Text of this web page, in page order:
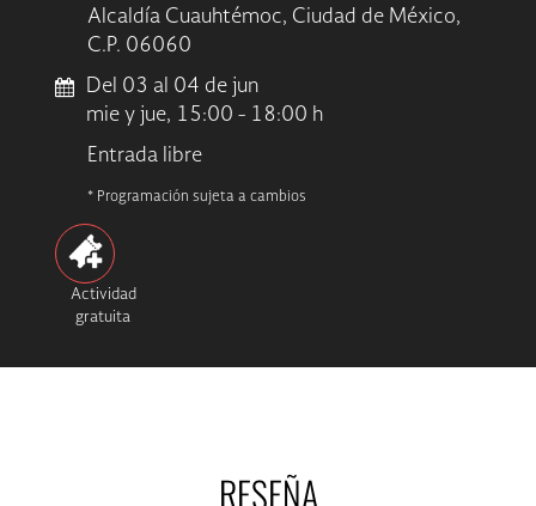
Alcaldía Cuauhtémoc, Ciudad de México,
C.P. 06060
Del 03 al 04 de jun
mie y jue, 15:00 - 18:00 h
Entrada libre
* Programación sujeta a cambios
Actividad
gratuita
RESEÑA